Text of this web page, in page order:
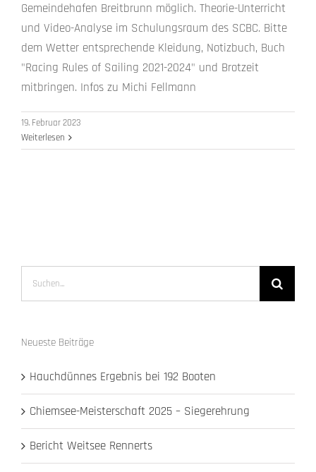
Gemeindehafen Breitbrunn möglich. Theorie-Unterricht
und Video-Analyse im Schulungsraum des SCBC. Bitte
dem Wetter entsprechende Kleidung, Notizbuch, Buch
"Racing Rules of Sailing 2021-2024" und Brotzeit
mitbringen. Infos zu Michi Fellmann
19. Februar 2023
Weiterlesen
Neueste Beiträge
Hauchdünnes Ergebnis bei 192 Booten
Chiemsee-Meisterschaft 2025 – Siegerehrung
Bericht Weitsee Rennerts